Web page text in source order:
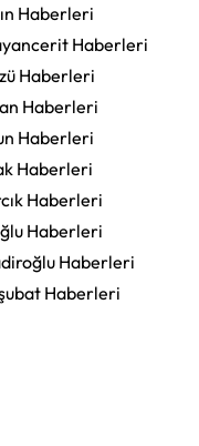
Haberleri
Haberleri
Haberleri
Haberleri
Haberleri
Haberleri
Haberleri
Haberleri
Haberleri
Haberleri